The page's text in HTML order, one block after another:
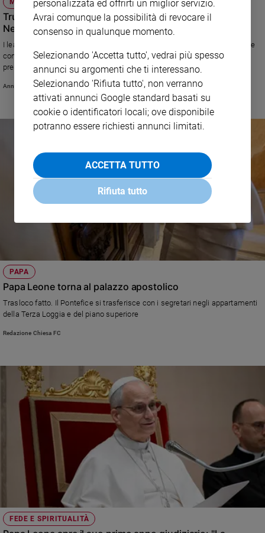
MONDO
Trump e la sua guerra «per divertimento». E intanto
Netanyahu sogna l’arrivo del Messia
I leader di Usa e Israele premono perché il conflitto diventi religioso, ma le
conferenze episcopali di tutto il mondo e anche gli evangelici americani
prendono le distanze e chiedono di tornare al rispetto del diritto
internazionale
Annachiara Valle
PAPA
Papa Leone torna al palazzo apostolico
Trasloco fatto. Il Pontefice si trasferisce con i segretari negli appartamenti
della Terza Loggia e del piano superiore
Redazione Chiesa FC
FEDE E SPIRITUALITÀ
personalizzata ed offrirti un miglior servizio.
Avrai comunque la possibilità di revocare il
consenso in qualunque momento.
Selezionando 'Accetta tutto', vedrai più spesso
annunci su argomenti che ti interessano.
Selezionando 'Rifiuta tutto', non verranno
attivati annunci Google standard basati su
cookie o identificatori locali; ove disponibile
potranno essere richiesti annunci limitati.
ACCETTA TUTTO
Rifiuta tutto